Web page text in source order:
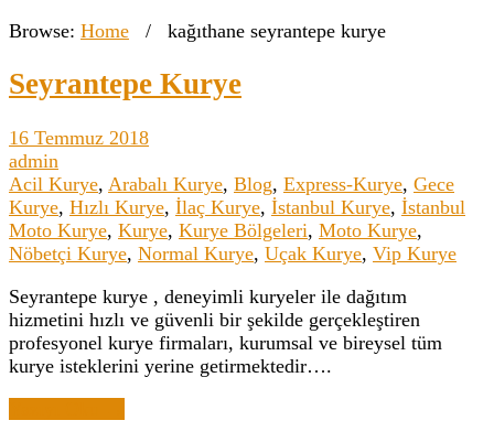
Browse: Home / kağıthane seyrantepe kurye
Seyrantepe Kurye
16 Temmuz 2018
admin
Acil Kurye, Arabalı Kurye, Blog, Express-Kurye, Gece
Kurye, Hızlı Kurye, İlaç Kurye, İstanbul Kurye, İstanbul
Moto Kurye, Kurye, Kurye Bölgeleri, Moto Kurye,
Nöbetçi Kurye, Normal Kurye, Uçak Kurye, Vip Kurye
Seyrantepe kurye , deneyimli kuryeler ile dağıtım
hizmetini hızlı ve güvenli bir şekilde gerçekleştiren
profesyonel kurye firmaları, kurumsal ve bireysel tüm
kurye isteklerini yerine getirmektedir….